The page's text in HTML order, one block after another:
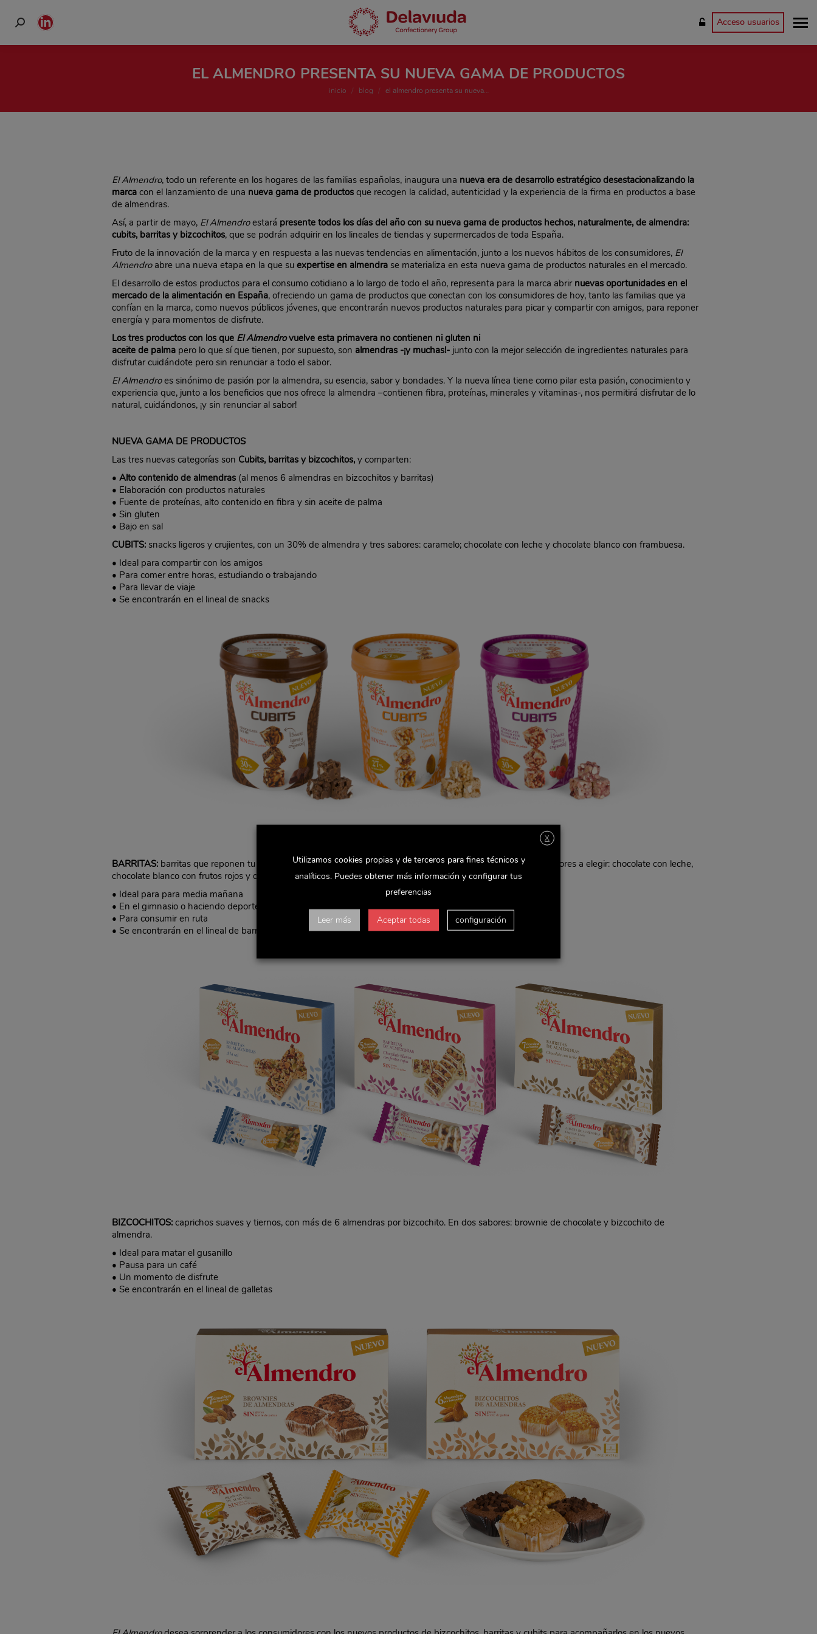
Buscar:
Linkedin
page
window
Acceso usuarios
EL ALMENDRO PRESENTA SU NUEVA GAMA DE PRODUCTOS
Estás aquí:
inicio blog el almendro presenta su nueva…
El Almendro, todo un referente en los hogares de las familias españolas, inaugura una nueva era de desarrollo estratégico desestacionalizando la
marca con el lanzamiento de una nueva gama de productos que recogen la calidad, autenticidad y la experiencia de la firma en productos a base
de almendras.
Así, a partir de mayo, El Almendroestará presente todos los días del año con su nueva gama de productos hechos, naturalmente, de almendra:
cubits, barritas y bizcochitos, que se podrán adquirir en los lineales de tiendas y supermercados de toda España.
Fruto de la innovación de la marca y en respuesta a las nuevas tendencias en alimentación, junto a los nuevos hábitos de los consumidores, El
Almendroabre una nueva etapa en la que suexpertise en almendra se materializa en esta nueva gama de productos naturales en el mercado.
El desarrollo de estos productos para el consumo cotidiano a lo largo de todo el año, representa para la marca abrir nuevas oportunidades en el
mercado de la alimentación en España, ofreciendo un gama de productos que conectan con los consumidores de hoy, tanto las familias que ya
confían en la marca, como nuevos públicos jóvenes, que encontrarán nuevos productos naturales para picar y compartir con amigos, para reponer
energía y para momentos de disfrute.
Los tres productos con los que El Almendrovuelve esta primavera no contienen ni gluten ni
aceite de palma pero lo que sí que tienen, por supuesto, son almendras -¡y muchas!- junto con la mejor selección de ingredientes naturales para
disfrutar cuidándote pero sin renunciar a todo el sabor.
El Almendroes sinónimo de pasión por la almendra, su esencia, sabor y bondades. Y la nueva línea tiene como pilar esta pasión, conocimiento y
experiencia que, junto a los beneficios que nos ofrece la almendra –contienen fibra, proteínas, minerales y vitaminas-, nos permitirá disfrutar de lo
natural, cuidándonos, ¡y sin renunciar al sabor!
NUEVA GAMA DE PRODUCTOS
Las tres nuevas categorías son Cubits, barritas y bizcochitos,y comparten:
•Alto contenido de almendras (al menos 6 almendras en bizcochitos y barritas)
• Elaboración con productos naturales
• Fuente de proteínas, alto contenido en fibra y sin aceite de palma
• Sin gluten
• Bajo en sal
CUBITS: snacks ligeros y crujientes, con un 30% de almendra y tres sabores: caramelo; chocolate con leche y chocolate blanco con frambuesa.
• Ideal para compartir con los amigos
• Para comer entre horas, estudiando o trabajando
• Para llevar de viaje
• Se encontrarán en el lineal de snacks
BARRITAS: barritas que reponen tu energía para seguir con tu día a día. Con 6 almendras por barrita y tres sabores a elegir: chocolate con leche,
chocolate blanco con frutos rojos y de almendra al toque de sal.
• Ideal para para media mañana
• En el gimnasio o haciendo deporte
• Para consumir en ruta
• Se encontrarán en el lineal de barritas
BIZCOCHITOS: caprichos suaves y tiernos, con más de 6 almendras por bizcochito. En dos sabores: brownie de chocolate y bizcochito de
almendra.
• Ideal para matar el gusanillo
• Pausa para un café
• Un momento de disfrute
• Se encontrarán en el lineal de galletas
X
Utilizamos cookies propias y de terceros para fines técnicos y
analíticos. Puedes obtener más información y configurar tus
preferencias
Leer más Aceptar todas configuración